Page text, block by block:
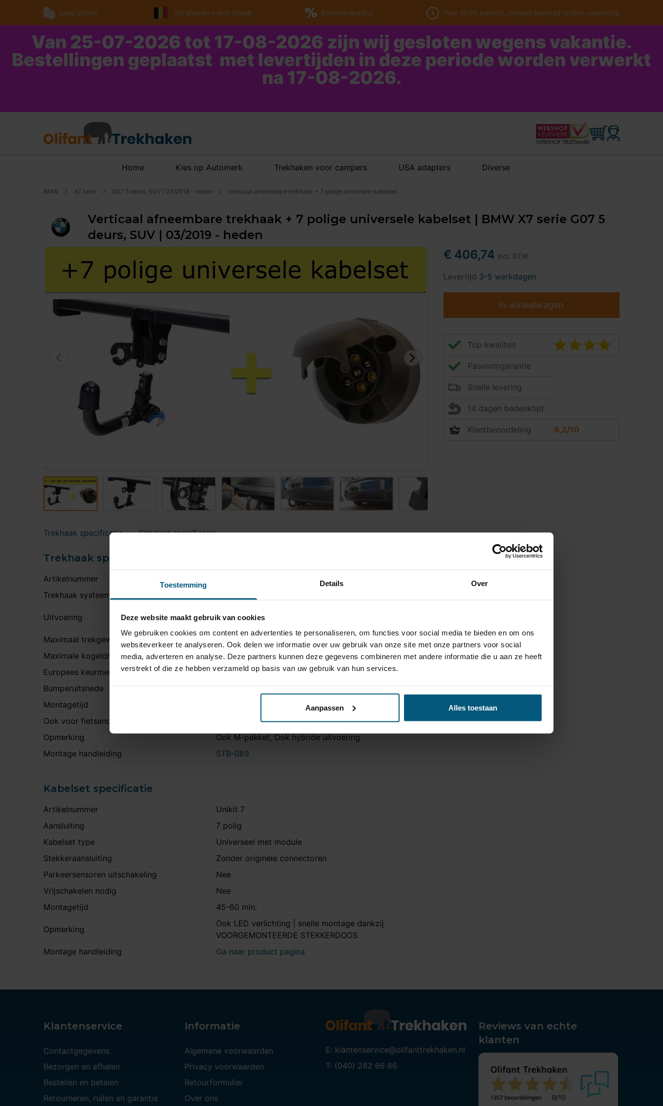
Toestemming Details Over
Deze website maakt gebruik van cookies
We gebruiken cookies om content en advertenties te personaliseren, om functies voor social media te bieden en om ons
websiteverkeer te analyseren. Ook delen we informatie over uw gebruik van onze site met onze partners voor social
media, adverteren en analyse. Deze partners kunnen deze gegevens combineren met andere informatie die u aan ze heeft
verstrekt of die ze hebben verzameld op basis van uw gebruik van hun services.
Aanpassen Alles toestaan
Lage prijzen Wij leveren ook in België Bedrijvenkorting Voor 16:00 besteld, morgen bezorgd (indien voorradig)
Van 25-07-2026 tot 17-08-2026 zijn wij gesloten wegens vakantie.
Bestellingen geplaatst met levertijden in deze periode worden verwerkt
na 17-08-2026.
Home Kies op Automerk Trekhaken voor campers USA adapters Diverse
BMW X7 serie G07 5 deurs, SUV | 03/2019 - heden Verticaal afneembare trekhaak + 7 polige universele kabelset
Verticaal afneembare trekhaak + 7 polige universele kabelset | BMW X7 serie G07 5
deurs, SUV | 03/2019 - heden
€ 406,74 incl. BTW
Levertijd 3-5 werkdagen
In winkelwagen
Top kwaliteit
Pasvormgarantie
Snelle levering
14 dagen bedenktijd
Klantbeoordeling 9,2/10
Trekhaak specificatie Kabelset specificatie
Trekhaak specificatie
Artikelnummer
Trekhaak systeem
Uitvoering
trekhaak volledig uit het zicht onttrokken.
Maximaal trekgewicht
3500 kg
Maximale kogeldruk
200 kg
Europees keurmerk
Ja
Bumperuitsnede
Montagetijd
Ook voor fietsendrager
Opmerking
Ook M-pakket, Ook hybride uitvoering
Montage handleiding
STB-089
Kabelset specificatie
Artikelnummer
Unikit 7
Aansluiting
7 polig
Kabelset type
Universeel met module
Stekkeraansluiting
Zonder originele connectoren
Parkeersensoren uitschakeling
Nee
Vrijschakelen nodig
Nee
Montagetijd
45-60 min.
Opmerking
Ook LED verlichting | snelle montage dankzij
VOORGEMONTEERDE STEKKERDOOS
Montage handleiding
Ga naar product pagina
Klantenservice
Contactgegevens
Bezorgen en afhalen
Bestellen en betalen
Retourneren, ruilen en garantie
Informatie
Algemene voorwaarden
Privacy voorwaarden
Retourformulier
Over ons
E: klantenservice@olifanttrekhaken.nl
T: (040) 282 66 86
Reviews van echte
klanten